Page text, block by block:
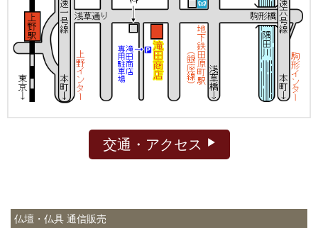
交通・アクセス
仏壇・仏具 通信販売